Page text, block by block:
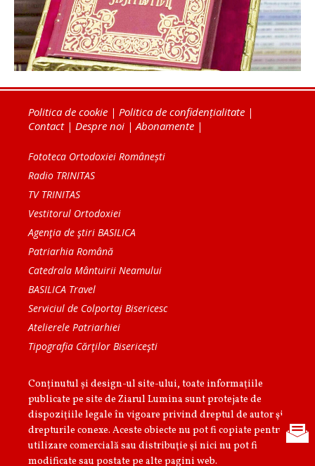
Politica de cookie | Politica de confidențialitate |
Contact| Despre noi | Abonamente |
Fototeca Ortodoxiei Românești
Radio TRINITAS
TV TRINITAS
Vestitorul Ortodoxiei
Agenţia de ştiri BASILICA
Patriarhia Română
Catedrala Mântuirii Neamului
BASILICA Travel
Serviciul de Colportaj Bisericesc
Atelierele Patriarhiei
Tipografia Cărţilor Bisericeşti
Conținutul și design-ul site-ului, toate informaţiile
publicate pe site de Ziarul Lumina sunt protejate de
dispoziţiile legale în vigoare privind dreptul de autor şi
drepturile conexe. Aceste obiecte nu pot fi copiate pentru
utilizare comercială sau distribuţie şi nici nu pot fi
modificate sau postate pe alte pagini web.